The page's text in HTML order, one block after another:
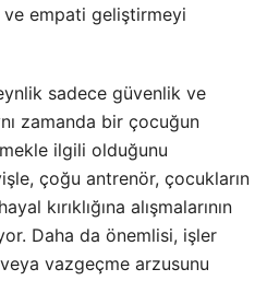
ve empati geliştirmeyi
sadece güvenlik ve
zamanda bir çocuğun
ilgili olduğunu
çoğu antrenör, çocukların
kırıklığına alışmalarının
Daha da önemlisi, işler
vazgeçme arzusunu